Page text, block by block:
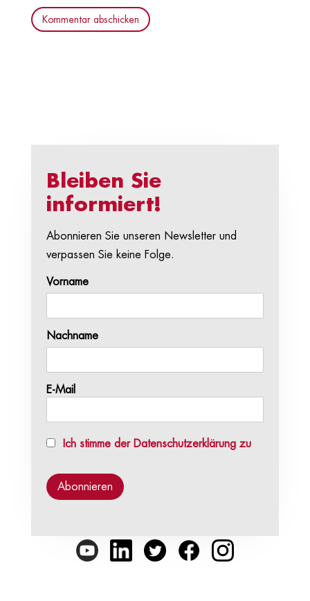
Kommentar abschicken
Bleiben Sie
informiert!
Abonnieren Sie unseren Newsletter und
verpassen Sie keine Folge.
Vorname
Nachname
E-Mail
Ich stimme der Datenschutzerklärung zu